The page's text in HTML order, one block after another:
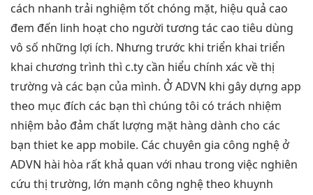
cách nhanh trải nghiệm tốt chóng mặt, hiệu quả cao
đem đến linh hoạt cho người tương tác cao tiêu dùng
vô số những lợi ích. Nhưng trước khi triển khai triển
khai chương trình thì c.ty cần hiểu chính xác về thị
trường và các bạn của mình. Ở ADVN khi gây dựng app
theo mục đích các bạn thì chúng tôi có trách nhiệm
nhiệm bảo đảm chất lượng mặt hàng dành cho các
bạn thiet ke app mobile. Các chuyên gia công nghệ ở
ADVN hài hòa rất khả quan với nhau trong việc nghiên
cứu thị trường, lớn mạnh công nghệ theo khuynh